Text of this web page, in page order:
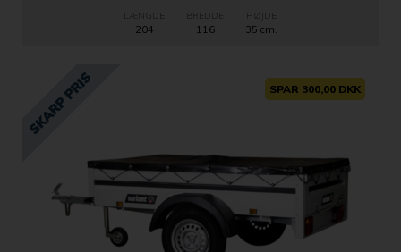
204 116
HØJDE
35 cm.
SPAR 300,00 DKK